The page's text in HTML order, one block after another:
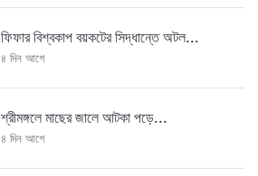
ফিফার বিশ্বকাপ বয়কটের সিদ্ধান্তে অটল...
৪ দিন আগে
শ্রীমঙ্গলে মাছের জালে আটকা পড়ে...
৪ দিন আগে